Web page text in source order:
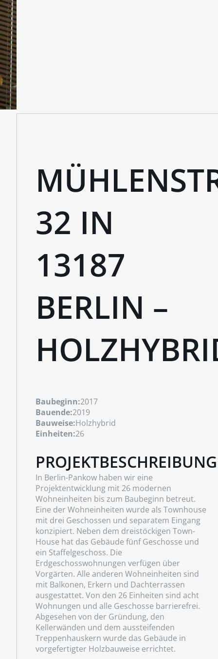
2 IN 1
3187 B
ERLIN – H
Baubeginn:2017
Bauende:2019
Bauweise:Holzhybrid
Einheiten:26
PROJEKTBESCHREIBUNG
In Berlin-Pankow haben wir eine
Projektentwicklung mit 26 modernen
Wohneinheiten bis zum Baubeginn betreut.
Eine der Wohneinheiten wurde als Townhouse
mit drei Geschossen und separatem Eingang
konzipiert. Neben dem dreistöckigen Town-
House hat das Gebäude fünf Geschosse und
ein Staffelgeschoss. Die
Erdgeschosswohnungen verfügen über
Vorgärten. Alle anderen Wohneinheiten sind
mit Balkonen, Erkern und Dachterrassen
ausgestattet. Von den 26 Einheiten sind acht
Wohnungen und alle Geschosse barrierefrei.
Abgesehen von der Gründung, den
Kellerwänden und dem aussteifenden
Treppenhauskern wurde das Gebäude in
vorgefertigter Holzbauweise errichtet.